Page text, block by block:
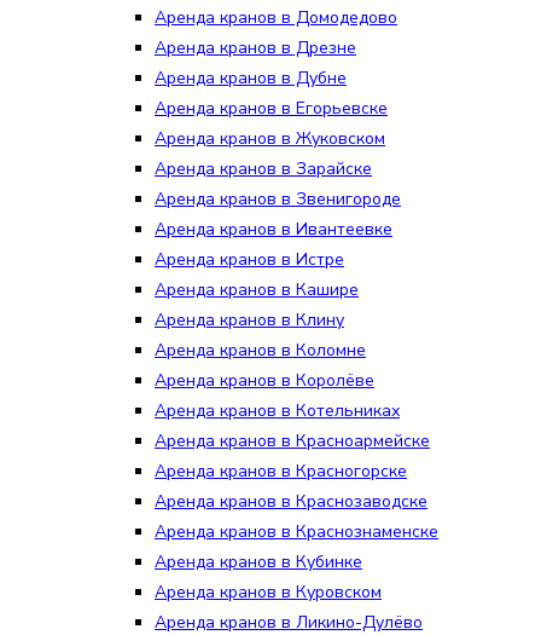
Аренда кранов в Домодедово
Аренда кранов в Дрезне
Аренда кранов в Дубне
Аренда кранов в Егорьевске
Аренда кранов в Жуковском
Аренда кранов в Зарайске
Аренда кранов в Звенигороде
Аренда кранов в Ивантеевке
Аренда кранов в Истре
Аренда кранов в Кашире
Аренда кранов в Клину
Аренда кранов в Коломне
Аренда кранов в Королёве
Аренда кранов в Котельниках
Аренда кранов в Красноармейске
Аренда кранов в Красногорске
Аренда кранов в Краснозаводске
Аренда кранов в Краснознаменске
Аренда кранов в Кубинке
Аренда кранов в Куровском
Аренда кранов в Ликино-Дулёво